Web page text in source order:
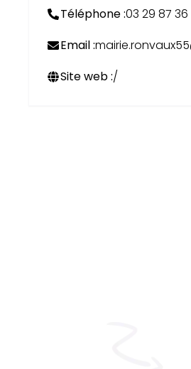
Téléphone :03 29 87
Email :
Site web :/